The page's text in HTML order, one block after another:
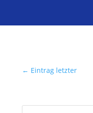
← Eintrag letzter